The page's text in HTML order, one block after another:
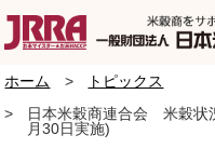
ホーム
トピックス
日本米穀商連合会 米穀
月30日実施)